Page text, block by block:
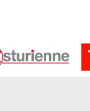
contacter Nord
votre
des dégâts,
de couverture.